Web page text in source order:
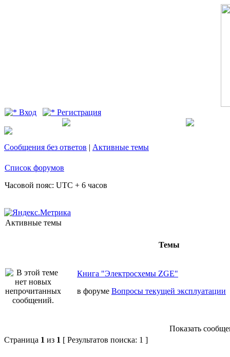
Вход Регистрация
Сообщения без ответов | Активные темы
Список форумов
Часовой пояс: UTC + 6 часов
Активные темы
Темы
Книга "Электросхемы ZGE"
в форуме Вопросы текущей эксплуатации
Показать
Страница 1 из 1 [ Результатов поиска: 1 ]